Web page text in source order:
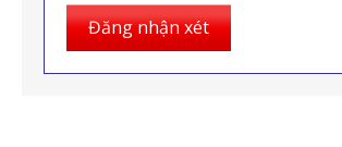
Đăng nhận xét